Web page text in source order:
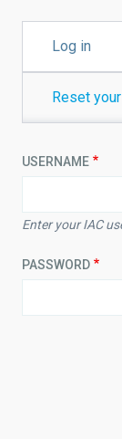
TABSLog in
Reset
USERNAME
Enter your IAC
PASSWORD